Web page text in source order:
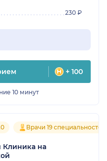
230 ₽
+ 100
10 минут
Врачи 19 специальностей
Клиника на